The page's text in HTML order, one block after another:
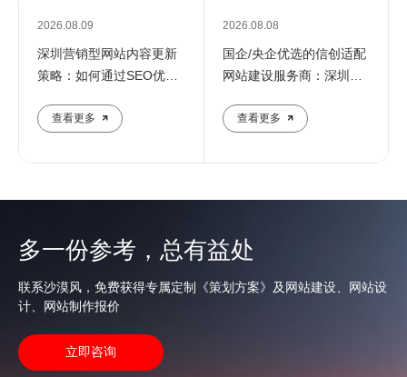
2026.08.09
深圳营销型网站内容更新
策略：如何通过SEO优化
查看更多
2026.08.08
国企/央企优选的信创适配
网站建设服务商：深圳定
查看更多
多一份参考，总有益处
联系沙漠风，免费获得专属定制《策划方案》及网站建设、网站设
计、网站制作报价
立即咨询